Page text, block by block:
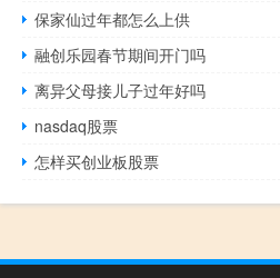
保家仙过年都怎么上供
融创乐园春节期间开门吗
离异父母接儿子过年好吗
nasdaq股票
怎样买创业板股票